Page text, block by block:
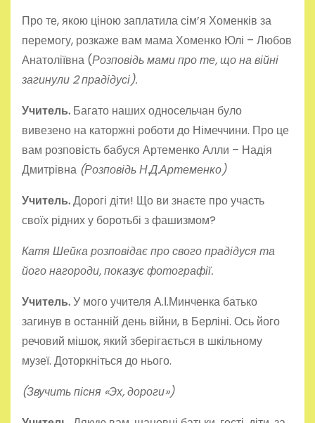
Про те, якою ціною заплатила сім’я Хоменків за
перемогу, розкаже вам мама Хоменко Юлі – Любов
Анатоліївна (Розповідь мами про те, що на війні
загинули 2 прадідусі).
Учитель. Багато наших односельчан було
вивезено на каторжні роботи до Німеччини. Про це
вам розповість бабуся Артеменко Алли – Надія
Дмитрівна (Розповідь Н.Д.Артеменко)
Учитель.Дорогі діти! Що ви знаєте про участь
своїх рідних у боротьбі з фашизмом?
Катя Шейка розповідає про свого прадідуся та
його нагороди, показує фотографії.
Учитель.У мого учителя А.І.Минченка батько
загинув в останній день війни, в Берліні. Ось його
речовий мішок, який зберігається в шкільному
музеї. Доторкніться до нього.
(Звучить пісня «Эх, дороги»)